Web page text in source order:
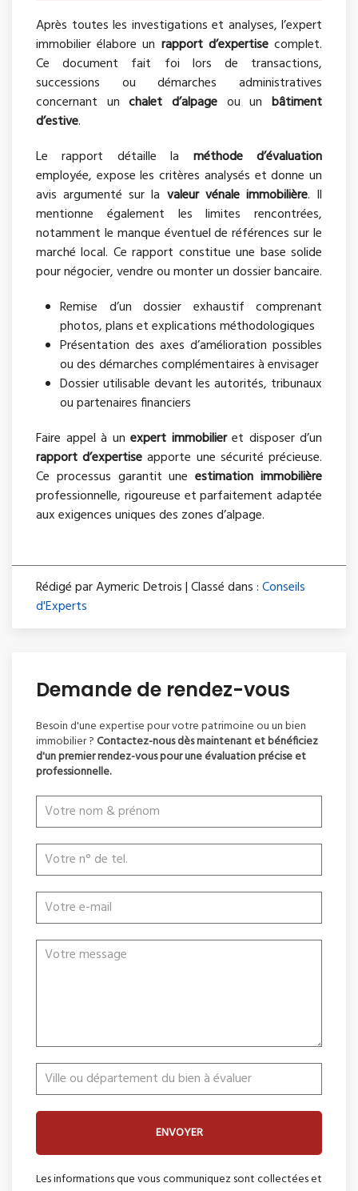
Après toutes les investigations et analyses, l’expert
immobilier élabore un rapport d’expertisecomplet.
Ce document fait foi lors de transactions,
successions ou démarches administratives
concernant unchalet d’alpage ou unbâtiment
d’estive.
Le rapport détaille la méthode d’évaluation
employée, expose les critères analysés et donne un
avis argumenté sur la valeur vénale immobilière. Il
mentionne également les limites rencontrées,
notamment le manque éventuel de références sur le
marché local. Ce rapport constitue une base solide
pour négocier, vendre ou monter un dossier bancaire.
Remise d’un dossier exhaustif comprenant
photos, plans et explications méthodologiques
Présentation des axes d’amélioration possibles
ou des démarches complémentaires à envisager
Dossier utilisable devant les autorités, tribunaux
ou partenaires financiers
Faire appel à un expert immobilieret disposer d’un
rapport d’expertise apporte une sécurité précieuse.
Ce processus garantit uneestimation immobilière
professionnelle, rigoureuse et parfaitement adaptée
aux exigences uniques des zones d’alpage.
Rédigé par Aymeric Detrois | Classé dans :Conseils
d'Experts
Demande de rendez-vous
Besoin d'une expertise pour votre patrimoine ou un bien
immobilier ?Contactez-nous dès maintenant et bénéficiez
d'un premier rendez-vous pour une évaluation précise et
professionnelle.
ENVOYER
Les informations que vous communiquez sont collectées et